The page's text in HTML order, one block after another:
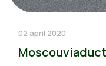
02 april 2020